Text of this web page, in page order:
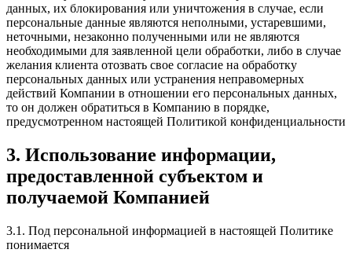
данных, их блокирования или уничтожения в случае, если
персональные данные являются неполными, устаревшими,
неточными, незаконно полученными или не являются
необходимыми для заявленной цели обработки, либо в случае
желания клиента отозвать свое согласие на обработку
персональных данных или устранения неправомерных
действий Компании в отношении его персональных данных,
то он должен обратиться в Компанию в порядке,
предусмотренном настоящей Политикой конфиденциальности
3. Использование информации,
предоставленной субъектом и
получаемой Компанией
3.1. Под персональной информацией в настоящей Политике
понимается